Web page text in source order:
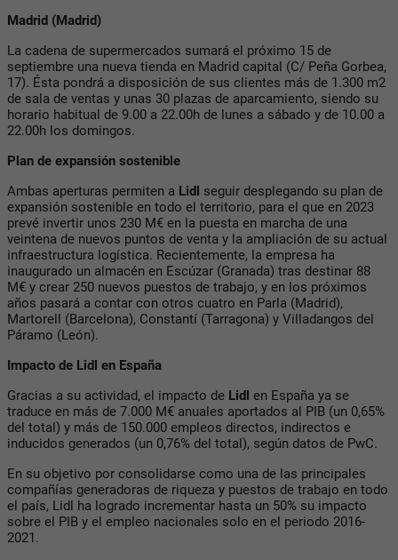
Madrid (Madrid)
La cadena de supermercados sumará el próximo 15 de
septiembre una nueva tienda en Madrid capital (C/ Peña Gorbea,
17). Ésta pondrá a disposición de sus clientes más de 1.300 m2
de sala de ventas y unas 30 plazas de aparcamiento, siendo su
horario habitual de 9.00 a 22.00h de lunes a sábado y de 10.00 a
22.00h los domingos.
Plan de expansión sostenible
Ambas aperturas permiten a Lidl seguir desplegando su plan de
expansión sostenible en todo el territorio, para el que en 2023
prevé invertir unos 230 M€ en la puesta en marcha de una
veintena de nuevos puntos de venta y la ampliación de su actual
infraestructura logística. Recientemente, la empresa ha
inaugurado un almacén en Escúzar (Granada) tras destinar 88
M€ y crear 250 nuevos puestos de trabajo, y en los próximos
años pasará a contar con otros cuatro en Parla (Madrid),
Martorell (Barcelona), Constantí (Tarragona) y Villadangos del
Páramo (León).
Impacto de Lidl en España
Gracias a su actividad, el impacto de Lidl en España ya se
traduce en más de 7.000 M€ anuales aportados al PIB (un 0,65%
del total) y más de 150.000 empleos directos, indirectos e
inducidos generados (un 0,76% del total), según datos de PwC.
En su objetivo por consolidarse como una de las principales
compañías generadoras de riqueza y puestos de trabajo en todo
el país, Lidl ha logrado incrementar hasta un 50% su impacto
sobre el PIB y el empleo nacionales solo en el periodo 2016-
2021.